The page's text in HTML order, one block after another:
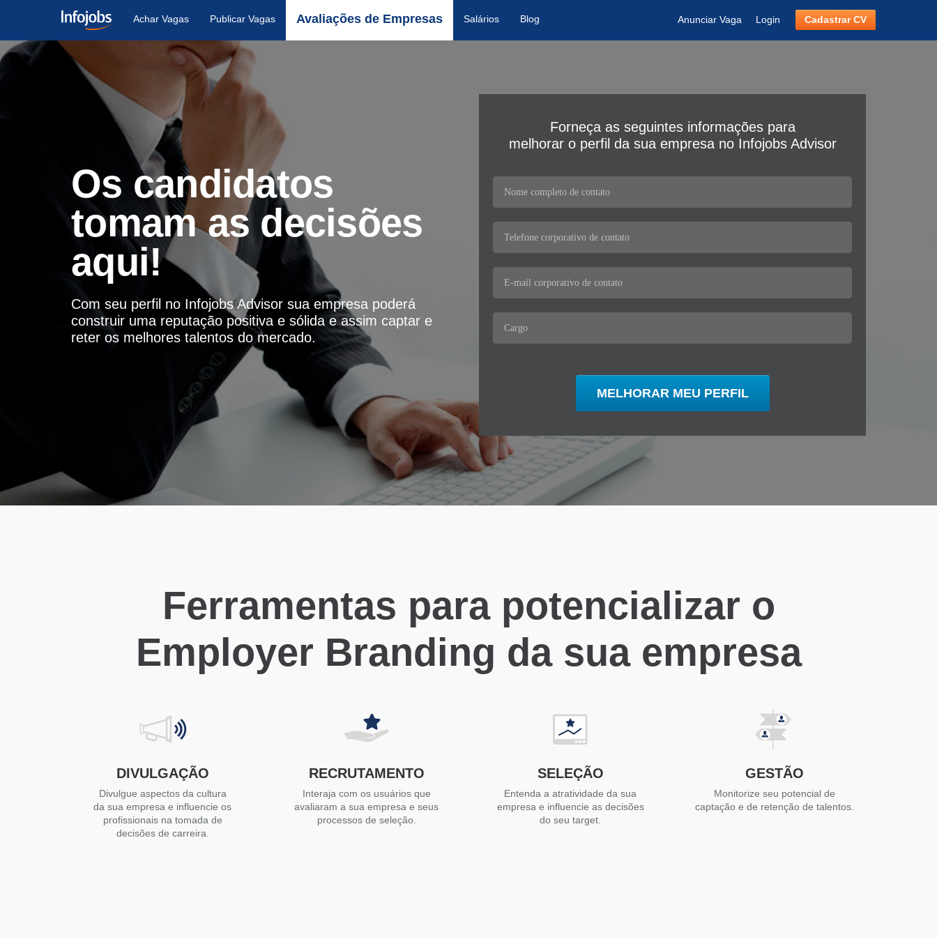
Achar Vagas Publicar Vagas Avaliações de Empresas Salários Blog Anunciar Vaga Login Cadastrar CV
Os candidatos
tomam as decisões
aqui!
Com seu perfil no Infojobs Advisor sua empresa poderá
construir uma reputação positiva e sólida e assim captar e
reter os melhores talentos do mercado.
Forneça as seguintes informações para
melhorar o perfil da sua empresa no Infojobs Advisor
Ferramentas para potencializar o
Employer Branding da sua empresa
DIVULGAÇÃO
Divulgue aspectos da cultura
da sua empresa e influencie os
profissionais na tomada de
decisões de carreira.
RECRUTAMENTO
Interaja com os usuários que
avaliaram a sua empresa e seus
processos de seleção.
SELEÇÃO
Entenda a atratividade da sua
empresa e influencie as decisões
do seu target.
GESTÃO
Monitorize seu potencial de
captação e de retenção de talentos.